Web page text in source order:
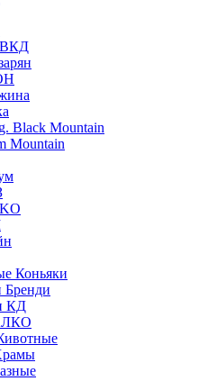
ВКД
Black Mountain
Mountain
Коньяки
Бренди
КД